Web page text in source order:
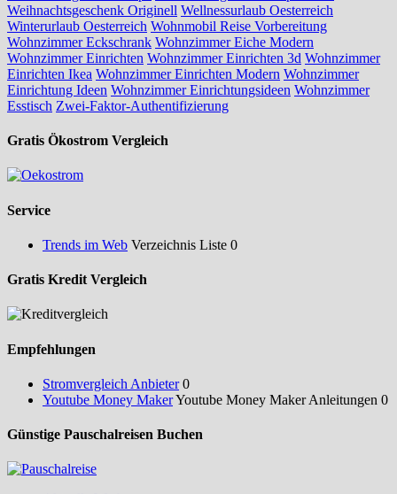
Weihnachtsgeschenk Originell Wellnessurlaub Oesterreich
Winterurlaub Oesterreich Wohnmobil Reise Vorbereitung
Wohnzimmer Eckschrank Wohnzimmer Eiche Modern
Wohnzimmer Einrichten Wohnzimmer Einrichten 3d Wohnzimmer
Einrichten Ikea Wohnzimmer Einrichten Modern Wohnzimmer
Einrichtung Ideen Wohnzimmer Einrichtungsideen Wohnzimmer
Esstisch Zwei-Faktor-Authentifizierung
Gratis Ökostrom Vergleich
Service
Trends im Web Verzeichnis Liste 0
Gratis Kredit Vergleich
Empfehlungen
Stromvergleich Anbieter0
Youtube Money MakerYoutube Money Maker Anleitungen 0
Günstige Pauschalreisen Buchen